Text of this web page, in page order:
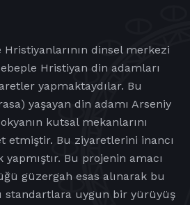
Hristiyanlarının dinsel merkezi
Hristiyan din adamları
yapmaktaydılar. Bu
yaşayan din adamı Arseniy
kutsal mekanlarını
etmiştir. Bu ziyaretlerini inancı
Bu projenin amacı
güzergah esas alınarak bu
standartlara uygun bir yürüyüş